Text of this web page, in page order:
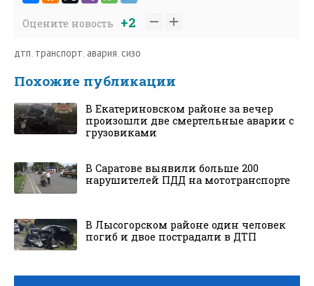
Оцените новость +2
дтп, транспорт, авария, сизо
Похожие публикации
В Екатериновском районе за вечер
произошли две смертельные аварии с
грузовиками
В Саратове выявили больше 200
нарушителей ПДД на мототранспорте
В Лысогорском районе один человек
погиб и двое пострадали в ДТП